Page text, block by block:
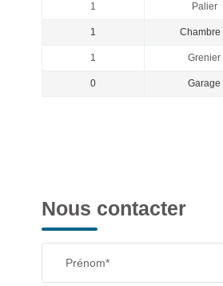
1 Palier
1 Chambre
1 Grenier
0 Garage
Nous contacter
Prénom*